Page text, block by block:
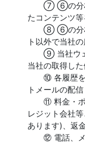
⑦ ⑥の分析
たコンテンツ
⑧ ⑥の分析結
ト以外で当社
⑨ 当社ウェ
当社の取得し
⑩ 各履歴を
トメールの配
⑪ 料金・ポ
レジット会社
あります)、返
⑫ 電話、メ